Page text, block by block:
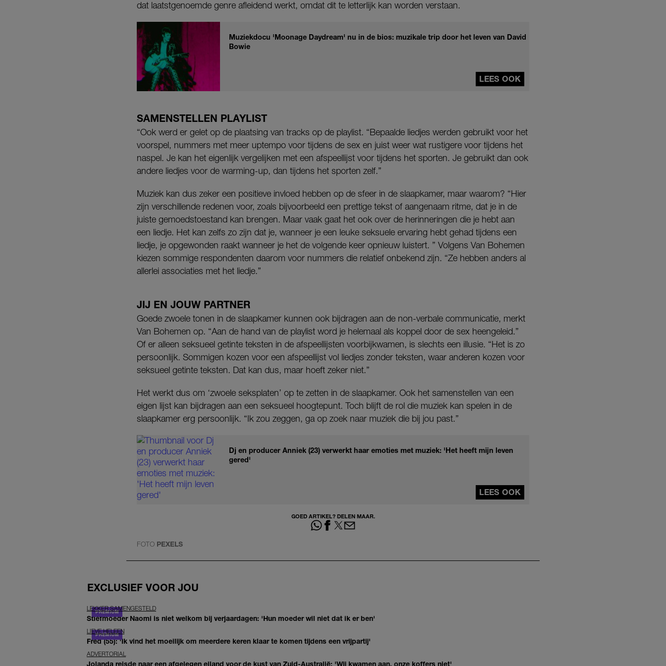
dat laatstgenoemde genre afleidend werkt, omdat dit te letterlijk kan worden verstaan.
Muziekdocu 'Moonage Daydream' nu in de bios: muzikale trip door het leven van David
Bowie
LEES OOK
SAMENSTELLEN PLAYLIST
“Ook werd er gelet op de plaatsing van tracks op de playlist. “Bepaalde liedjes werden gebruikt voor het
voorspel, nummers met meer uptempo voor tijdens de sex en juist weer wat rustigere voor tijdens het
naspel. Je kan het eigenlijk vergelijken met een afspeellijst voor tijdens het sporten. Je gebruikt dan ook
andere liedjes voor de warming-up, dan tijdens het sporten zelf.”
Muziek kan dus zeker een positieve invloed hebben op de sfeer in de slaapkamer, maar waarom? “Hier
zijn verschillende redenen voor, zoals bijvoorbeeld een prettige tekst of aangenaam ritme, dat je in de
juiste gemoedstoestand kan brengen. Maar vaak gaat het ook over de herinneringen die je hebt aan
een liedje. Het kan zelfs zo zijn dat je, wanneer je een leuke seksuele ervaring hebt gehad tijdens een
liedje, je opgewonden raakt wanneer je het de volgende keer opnieuw luistert. ” Volgens Van Bohemen
kiezen sommige respondenten daarom voor nummers die relatief onbekend zijn. “Ze hebben anders al
allerlei associaties met het liedje.”
JIJ EN JOUW PARTNER
Goede zwoele tonen in de slaapkamer kunnen ook bijdragen aan de non-verbale communicatie, merkt
Van Bohemen op. “Aan de hand van de playlist word je helemaal als koppel door de sex heengeleid.”
Of er alleen seksueel getinte teksten in de afspeellijsten voorbijkwamen, is slechts een illusie. “Het is zo
persoonlijk. Sommigen kozen voor een afspeellijst vol liedjes zonder teksten, waar anderen kozen voor
seksueel getinte teksten. Dat kan dus, maar hoeft zeker niet.”
Het werkt dus om ‘zwoele seksplaten’ op te zetten in de slaapkamer. Ook het samenstellen van een
eigen lijst kan bijdragen aan een seksueel hoogtepunt. Toch blijft de rol die muziek kan spelen in de
slaapkamer erg persoonlijk. “Ik zou zeggen, ga op zoek naar muziek die bij jou past.”
Dj en producer Anniek (23) verwerkt haar emoties met muziek: 'Het heeft mijn leven
gered'
LEES OOK
GOED ARTIKEL? DELEN MAAR.
FOTO PEXELS
EXCLUSIEF VOOR JOU
LEKKER SAMENGESTELD
Stiefmoeder Naomi is niet welkom bij verjaardagen: 'Hun moeder wil niet dat ik er ben'
LIEVE HELEEN
Fred (55): 'Ik vind het moeilijk om meerdere keren klaar te komen tijdens een vrijpartij'
ADVERTORIAL
Jolanda reisde naar een afgelegen eiland voor de kust van Zuid-Australië: 'Wij kwamen aan, onze koffers niet'